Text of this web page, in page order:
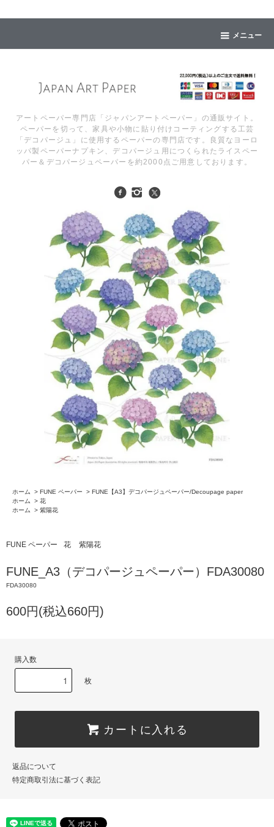
メニュー
アートペーパー専門店「ジャパンアートペーパー」の通販サイト。
ペーパーを切って、家具や小物に貼り付けコーティングする工芸
「デコパージュ」に使用するペーパーの専門店です。良質なヨーロ
ッパ製ペーパーナプキン、デコパージュ用につくられたライスペー
パー＆デコパージュペーパーを約2000点ご用意しております。
ホーム > FUNE ペーパー > FUNE【A3】デコパージュペーパー/Decoupage paper
ホーム
> 花
ホーム
> 紫陽花
FUNE ペーパー 花 紫陽花
FUNE_A3（デコパージュペーパー）FDA30080
FDA30080
600円(税込660円)
購入数
枚
カートに入れる
返品について
特定商取引法に基づく表記